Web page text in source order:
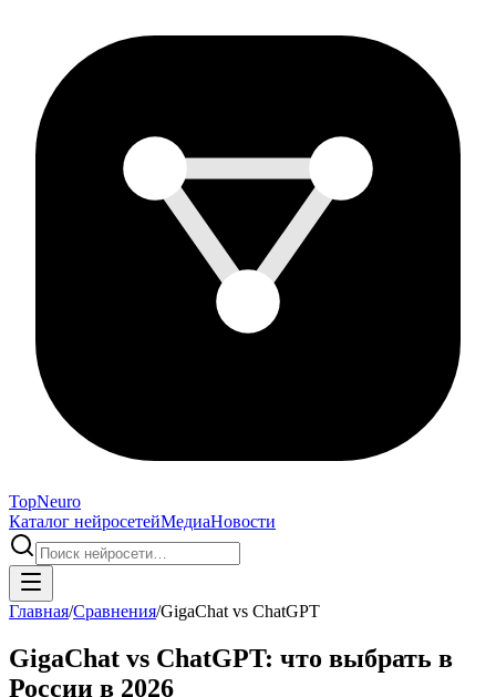
TopNeuro
Каталог нейросетейМедиаНовости
Главная/Сравнения/GigaChat vs ChatGPT
GigaChat vs ChatGPT: что выбрать в
России в 2026